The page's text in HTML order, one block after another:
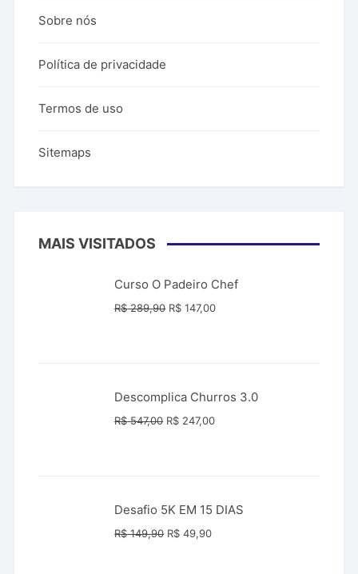
Sobre nós
Política de privacidade
Termos de uso
Sitemaps
MAIS VISITADOS
Curso O Padeiro Chef
R$289,90 O
R$ 147,00O
Descomplica Churros 3.0
R$547,00 O
R$ 247,00O
Desafio 5K EM 15 DIAS
R$149,90 O
R$ 49,90O